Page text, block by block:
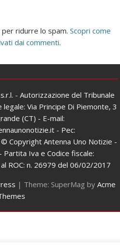
per ridurre lo spam.Scopri come
dai commenti.
- Autorizzazione del Tribunale
Via Principe Di Piemonte, 3
(CT) - E-mail:
- Pec:
Copyright Antenna Uno Notizie -
Iva e Codice fiscale:
ROC: n. 26979 del 06/02/2017
| Theme: SuperMag by Acme